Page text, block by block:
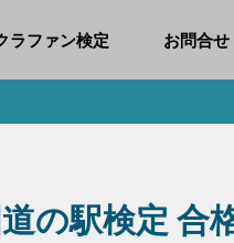
ラファン検定 お問合せ
道の駅検定 合